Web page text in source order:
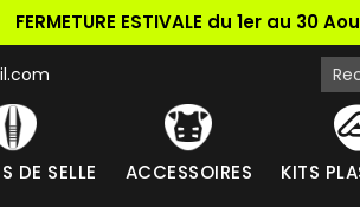
FERMETURE ESTIVALE du 1er au 30
DE SELLE ACCESSOIRES KITS